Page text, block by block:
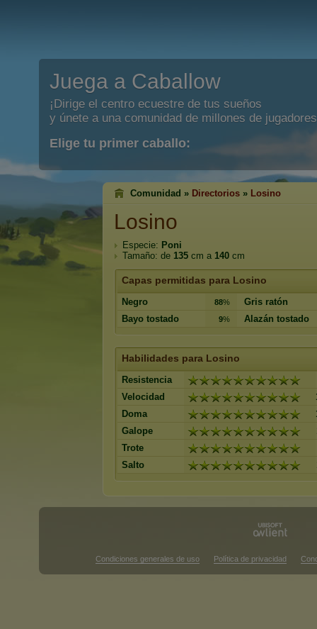
Juega a Caballow
¡Dirige el centro ecuestre de tus sueños
y únete a una comunidad de millones de
Elige tu primer caballo:
Comunidad » Directorios » Losino
Losino
Especie: Poni
Tamaño: de 135 cm a 140 cm
Capas permitidas para Losino
Negro 88%
Gris ratón
Bayo tostado
9% Alazán tostado
Habilidades para Losino
Resistencia
Velocidad
Doma
Galope
Trote
Salto
Condiciones generales de uso Política de privacidad